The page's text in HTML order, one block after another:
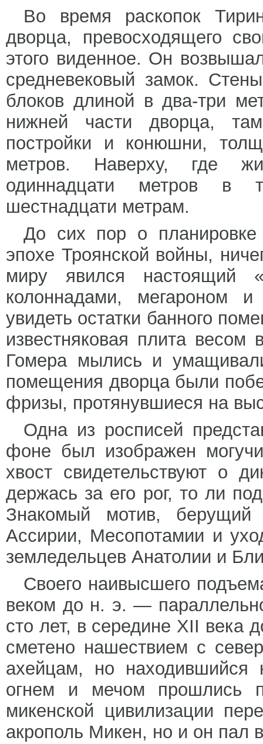
Во время раскопок
дворца, превосходящего
этого виденное. Он
средневековый замок.
блоков длиной в два-три
нижней части дворца,
постройки и конюшни,
метров. Наверху, где
одиннадцати метров в
шестнадцати метрам.
До сих пор о планировке
эпохе Троянской войны,
миру явился настоящий
колоннадами, мегароном
увидеть остатки банного
известняковая плита
Гомера мылись и
помещения дворца были
фризы, протянувшиеся на
Одна из росписей
фоне был изображен
хвост свидетельствуют о
держась за его рог, то ли
Знакомый мотив,
Ассирии, Месопотамии и
земледельцев Анатолии и
Своего наивысшего
веком до н. э. —
сто лет, в середине XII века
сметено нашествием с
ахейцам, но находившийся
огнем и мечом прошлись
микенской цивилизации
акрополь Микен, но и он пал